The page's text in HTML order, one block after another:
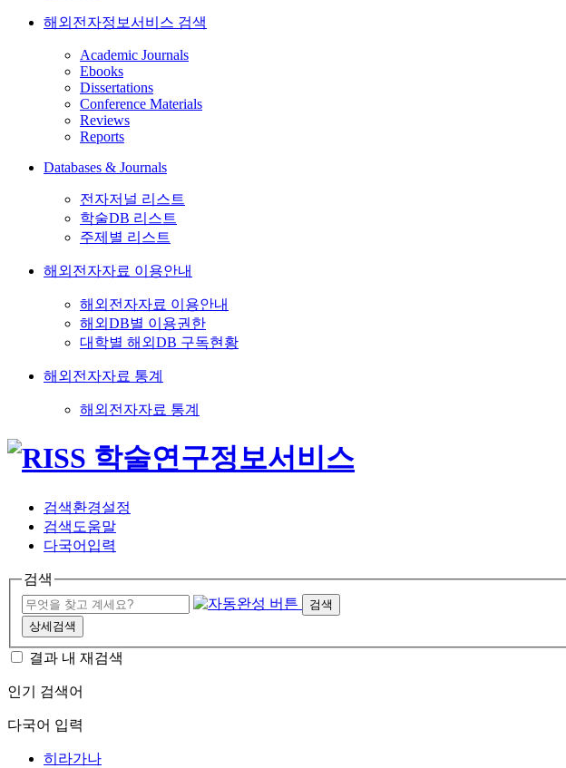
해외전자정보서비스 검색
Academic Journals
Ebooks
Dissertations
Conference Materials
Reviews
Reports
Databases & Journals
전자저널 리스트
학술DB 리스트
주제별 리스트
해외전자자료 이용안내
해외전자자료 이용안내
해외DB별 이용권한
대학별 해외DB 구독현황
해외전자자료 통계
해외전자자료 통계
검색환경설정
검색도움말
다국어입력
검색
검색
상세검색
결과 내 재검색
인기 검색어
다국어 입력
히라가나